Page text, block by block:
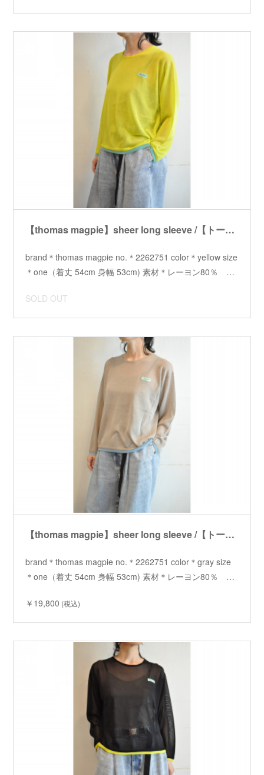
【thomas magpie】sheer long sleeve /【トーマスマグパイ】シアーロングスリーブ
brand＊thomas magpie no.＊2262751 color＊yellow size
＊one（着丈 54cm 身幅 53cm) 素材＊レーヨン80％ …
SOLD OUT
【thomas magpie】sheer long sleeve /【トーマスマグパイ】シアーロングスリーブ
brand＊thomas magpie no.＊2262751 color＊gray size
＊one（着丈 54cm 身幅 53cm) 素材＊レーヨン80％ …
￥19,800 (税込)